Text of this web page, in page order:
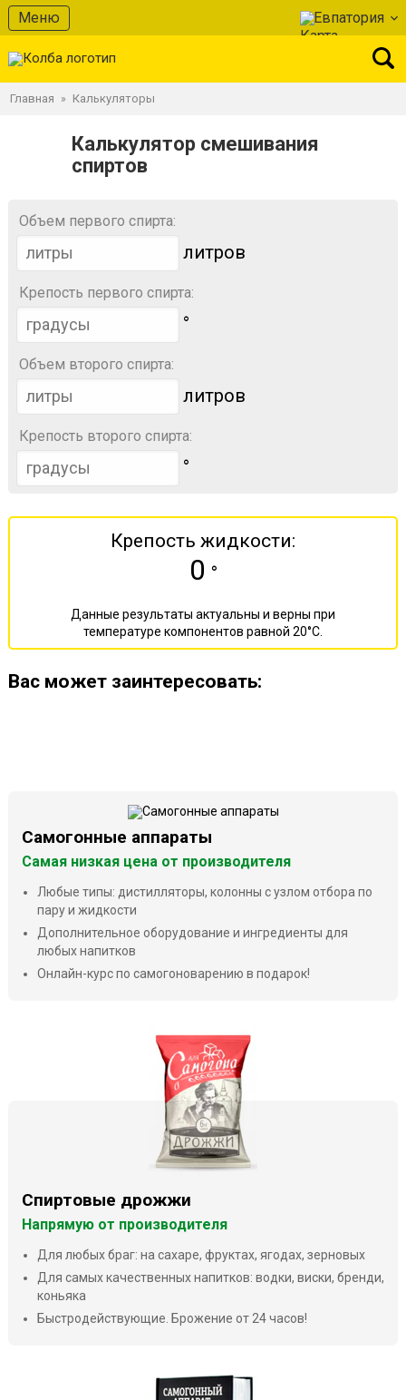
Меню Евпатория
Главная » Калькуляторы
Калькулятор смешивания
спиртов
Объем первого спирта:
литров
Крепость первого спирта:
°
Объем второго спирта:
литров
Крепость второго спирта:
°
Крепость жидкости:
0 °
Данные результаты актуальны и верны при
температуре компонентов равной 20°С.
Ваc может заинтересовать:
Самогонные аппараты
Самая низкая цена от производителя
Любые типы: дистилляторы, колонны с узлом отбора по
пару и жидкости
Дополнительное оборудование и ингредиенты для
любых напитков
Онлайн-курс по самогоноварению в подарок!
Спиртовые дрожжи
Напрямую от производителя
Для любых браг: на сахаре, фруктах, ягодах, зерновых
Для самых качественных напитков: водки, виски, бренди,
коньяка
Быстродействующие. Брожение от 24 часов!